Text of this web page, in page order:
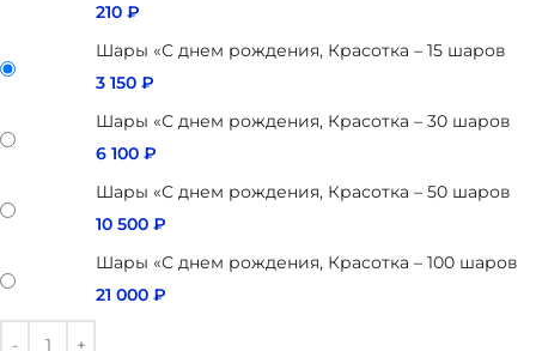
210 ₽
Шары «С днем рождения, Красотка – 15 шаров
3 150 ₽
Шары «С днем рождения, Красотка – 30 шаров
6 100 ₽
Шары «С днем рождения, Красотка – 50 шаров
10 500 ₽
Шары «С днем рождения, Красотка – 100 шаров
21 000 ₽